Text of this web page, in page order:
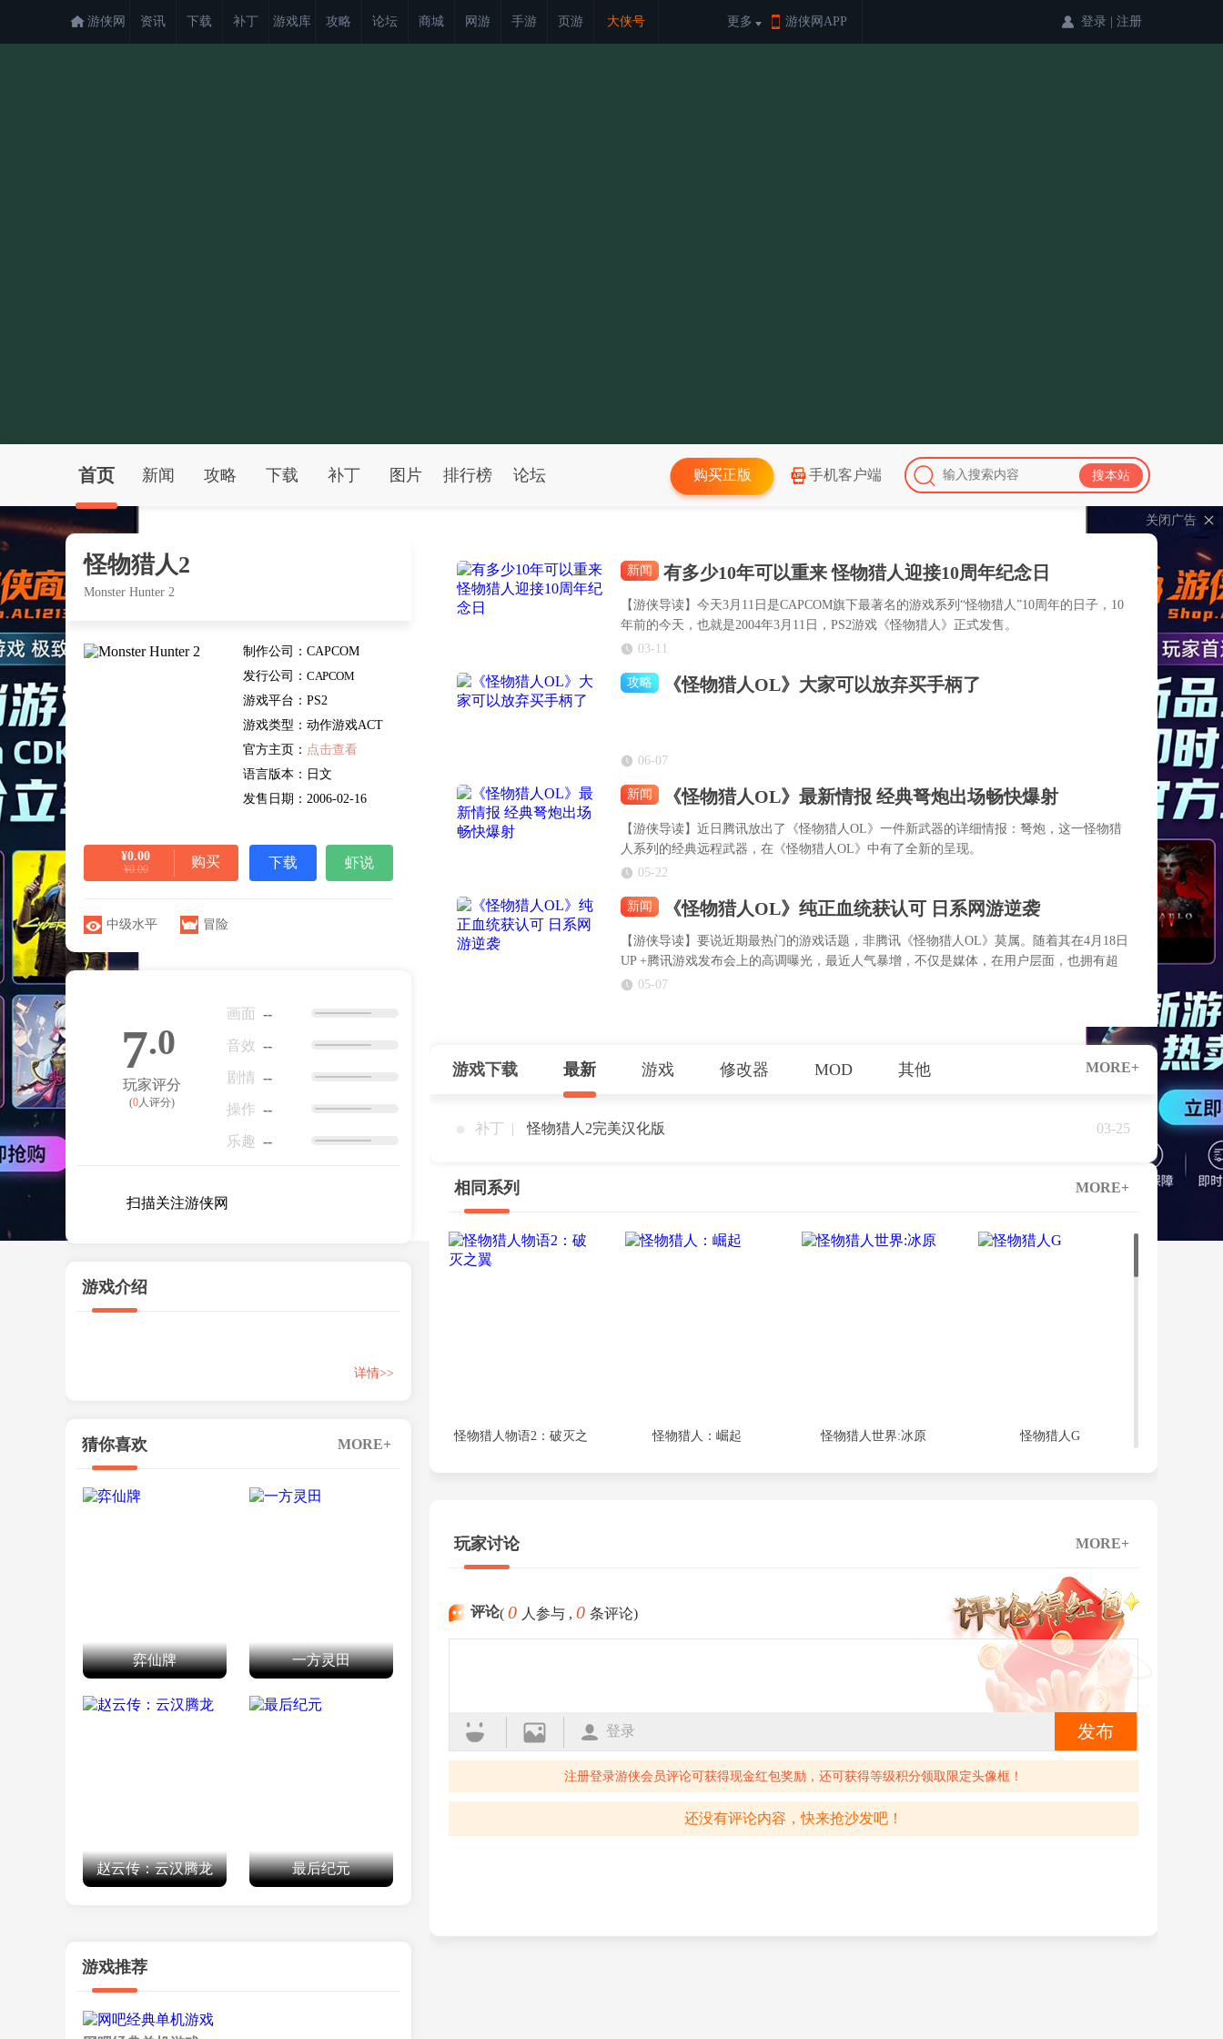
关闭广告
游侠网 资讯 下载 补丁 游戏库 攻略 论坛 商城 网游 手游 页游 大侠号 更多 游侠网APP 登录 注册
首页 新闻 攻略 下载 补丁 图片 排行榜 论坛 购买正版 手机客户端
怪物猎人2
Monster Hunter 2
制作公司： CAPCOM
发行公司： CAPCOM
游戏平台： PS2
游戏类型： 动作游戏ACT
官方主页： 点击查看
语言版本： 日文
发售日期： 2006-02-16
¥0.00
¥0.00 购买 下载 虾说
中级水平 冒险
7.0
玩家评分
(0人评分)
画面 --
音效 --
剧情 --
操作 --
乐趣 --
扫描关注游侠网
游戏介绍
详情>>
猜你喜欢 MORE+
弈仙牌 一方灵田
赵云传：云汉腾龙 最后纪元
游戏推荐
新闻 有多少10年可以重来 怪物猎人迎接10周年纪念日
【游侠导读】今天3月11日是CAPCOM旗下最著名的游戏系列“怪物猎人”10周年的日子，10
年前的今天，也就是2004年3月11日，PS2游戏《怪物猎人》正式发售。
03-11
攻略 《怪物猎人OL》大家可以放弃买手柄了
06-07
新闻 《怪物猎人OL》最新情报 经典弩炮出场畅快爆射
【游侠导读】近日腾讯放出了《怪物猎人OL》一件新武器的详细情报：弩炮，这一怪物猎
人系列的经典远程武器，在《怪物猎人OL》中有了全新的呈现。
05-22
新闻 《怪物猎人OL》纯正血统获认可 日系网游逆袭
【游侠导读】要说近期最热门的游戏话题，非腾讯《怪物猎人OL》莫属。随着其在4月18日
UP +腾讯游戏发布会上的高调曝光，最近人气暴增，不仅是媒体，在用户层面，也拥有超
高的人气。
05-07
游戏下载 最新 游戏 修改器 MOD 其他
补丁 | 怪物猎人2完美汉化版 03-25
MORE+
相同系列 MORE+
怪物猎人物语2：破灭之
怪物猎人：崛起 怪物猎人世界:冰原 怪物猎人G
怪物猎人X
玩家讨论 MORE+
评论( 0 人参与 , 0 条评论)
登录 发布
注册登录游侠会员评论可获得现金红包奖励，还可获得等级积分领取限定头像框！
还没有评论内容，快来抢沙发吧！